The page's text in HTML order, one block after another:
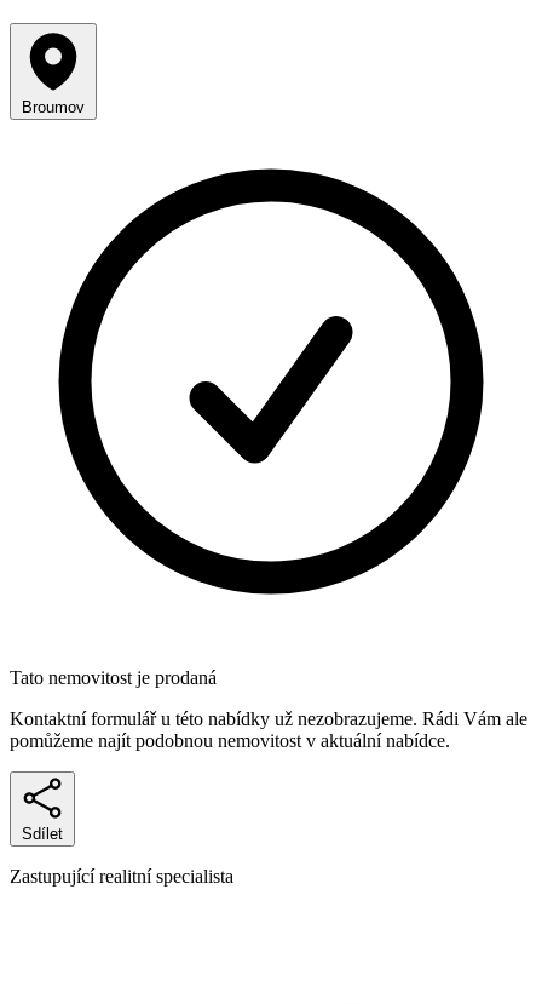
Broumov
Tato nemovitost je prodaná
Kontaktní formulář u této nabídky už nezobrazujeme. Rádi Vám ale
pomůžeme najít podobnou nemovitost v aktuální nabídce.
Sdílet
Zastupující realitní specialista